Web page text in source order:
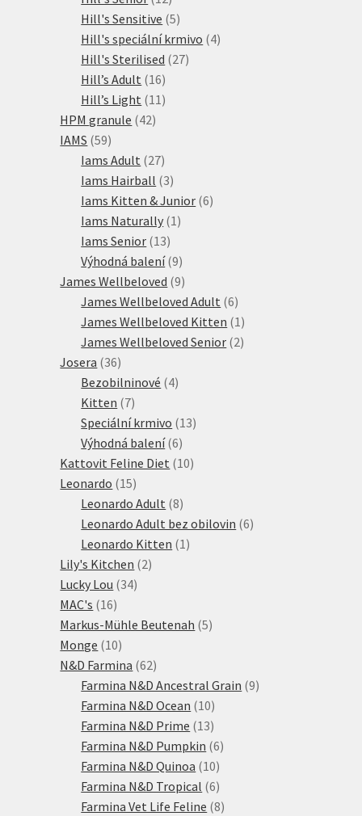
produktů
Hill's Sensitive 55
produktů
Hill's speciální krmivo 44
Hill's Sterilised 2727
Hill’s Adult 1616
produktů
Hill’s Light 11 11
HPM granule 4242
IAMS 5959
produktů
Iams Adult 2727
produktů
Iams Hairball 33
produkty
Iams Kitten & Junior 66
Iams Naturally 1 1
Iams Senior 1313
produktů
Výhodná balení 99
produktů
James Wellbeloved 99
produktů
James Wellbeloved Adult 66
produktů
James Wellbeloved Kitten 1 1
produkt
James Wellbeloved Senior 22
Josera 3636
produktů
Bezobilninové 44
Kitten 77
produktů
Speciální krmivo 1313
Výhodná balení 66
produktů
Kattovit Feline Diet 1010
Leonardo 1515
produktů
Leonardo Adult 88
produktů
Leonardo Adult bez obilovin 66
Leonardo Kitten 1 1
Lily's Kitchen 22
Lucky Lou 3434
MAC's 1616
produktů
Markus-Mühle Beutenah 55
Monge 1010
produktů
N&D Farmina 6262
produktů
Farmina N&D Ancestral Grain 99
Farmina N&D Ocean 1010
produktů
Farmina N&D Prime 1313
produktů
Farmina N&D Pumpkin 66
Farmina N&D Quinoa 1010
produktů
Farmina N&D Tropical 66
produktů
Farmina Vet Life Feline 88